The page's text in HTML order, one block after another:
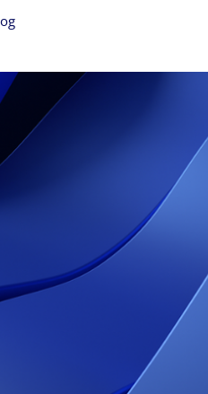
Occupier Services jobs
jobs
Administrative jobs
jobs